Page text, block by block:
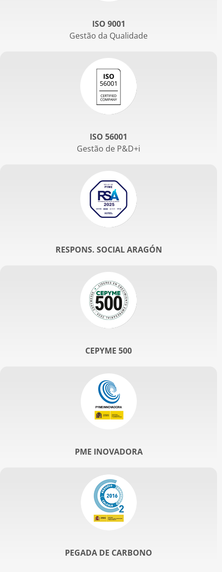
ISO 9001
Gestão da Qualidade
ISO 56001
Gestão de P&D+i
RESPONS. SOCIAL ARAGÓN
CEPYME 500
PME INOVADORA
PEGADA DE CARBONO